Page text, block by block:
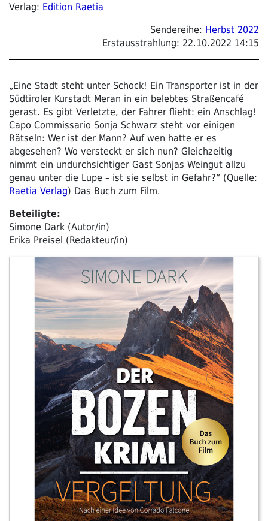
Verlag: Edition Raetia
Sendereihe: Herbst 2022
Erstausstrahlung: 22.10.2022 14:15
„Eine Stadt steht unter Schock! Ein Transporter ist in der
Südtiroler Kurstadt Meran in ein belebtes Straßencafé
gerast. Es gibt Verletzte, der Fahrer flieht: ein Anschlag!
Capo Commissario Sonja Schwarz steht vor einigen
Rätseln: Wer ist der Mann? Auf wen hatte er es
abgesehen? Wo versteckt er sich nun? Gleichzeitig
nimmt ein undurchsichtiger Gast Sonjas Weingut allzu
genau unter die Lupe – ist sie selbst in Gefahr?“ (Quelle:
Raetia Verlag) Das Buch zum Film.
Beteiligte:
Simone Dark (Autor/in)
Erika Preisel (Redakteur/in)